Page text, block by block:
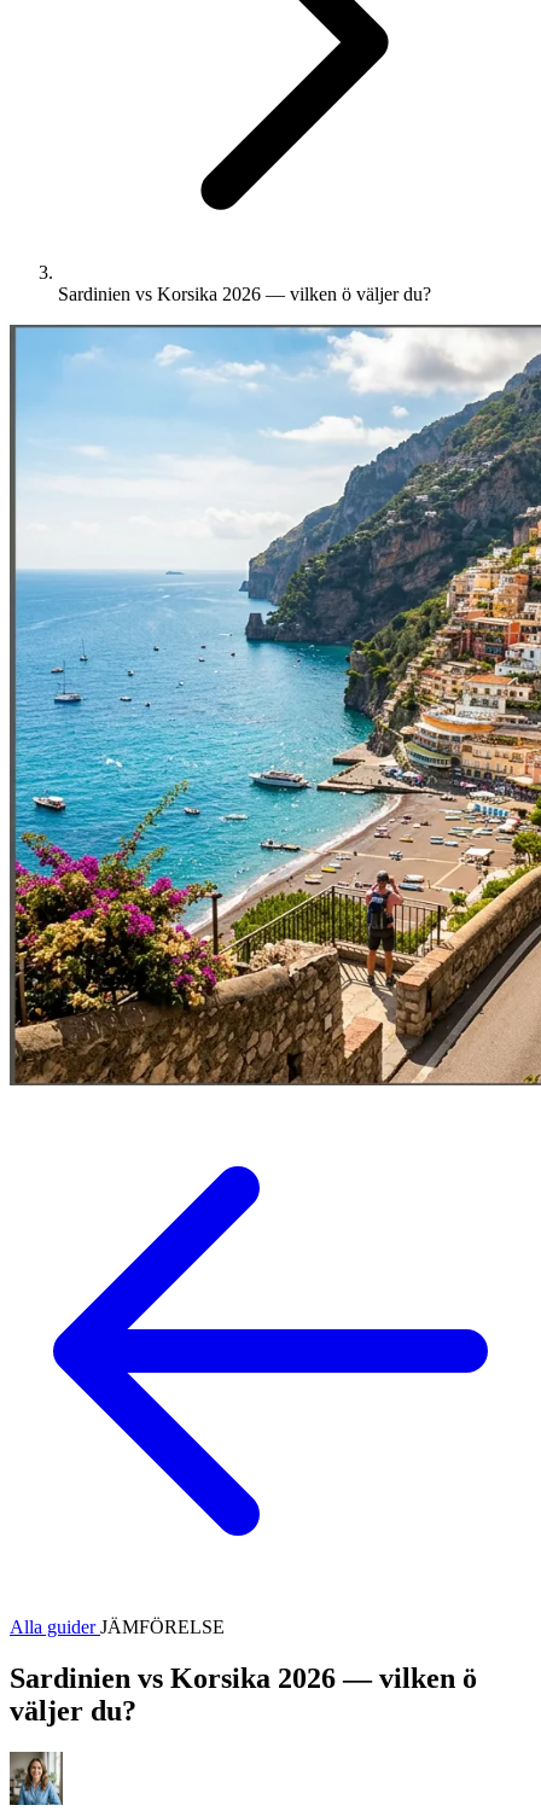
Sardinien vs Korsika 2026 — vilken ö väljer du?
Alla guiderJÄMFÖRELSE
Sardinien vs Korsika 2026 — vilken ö
väljer du?